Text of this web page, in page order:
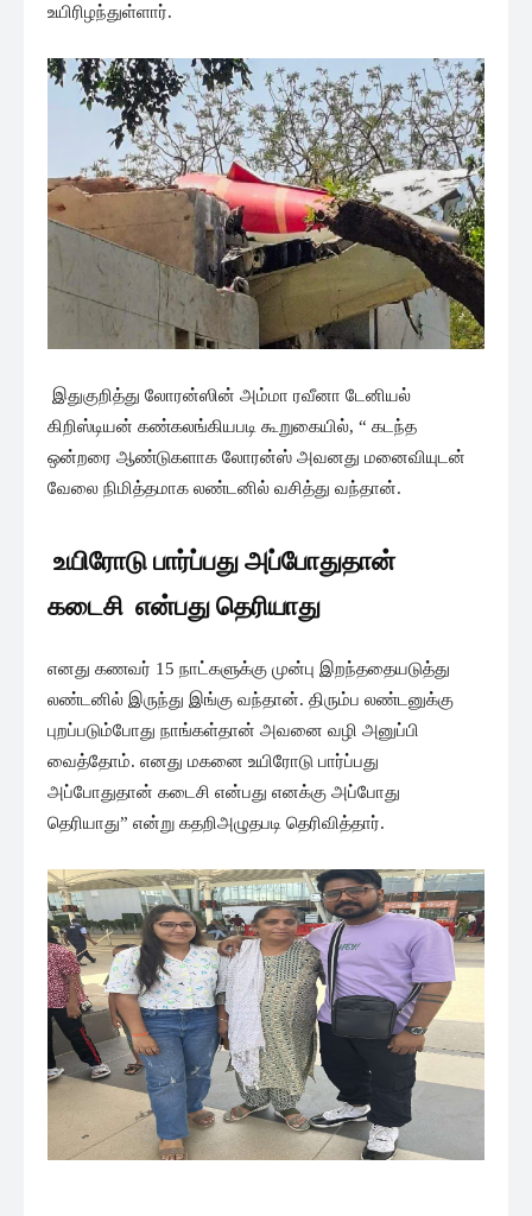
உயிரிழந்துள்ளார்.
இதுகுறித்து லோரன்ஸின் அம்மா ரவீனா டேனியல்
கிறிஸ்டியன் கண்கலங்கியபடி கூறுகையில், “ கடந்த
ஒன்றரை ஆண்டுகளாக லோரன்ஸ் அவனது மனைவியுடன்
வேலை நிமித்தமாக லண்டனில் வசித்து வந்தான்.
உயிரோடு பார்ப்பது அப்போதுதான்
கடைசி என்பது தெரியாது
எனது கணவர் 15 நாட்களுக்கு முன்பு இறந்ததையடுத்து
லண்டனில் இருந்து இங்கு வந்தான். திரும்ப லண்டனுக்கு
புறப்படும்போது நாங்கள்தான் அவனை வழி அனுப்பி
வைத்தோம். எனது மகனை உயிரோடு பார்ப்பது
அப்போதுதான் கடைசி என்பது எனக்கு அப்போது
தெரியாது” என்று கதறிஅழுதபடி தெரிவித்தார்.